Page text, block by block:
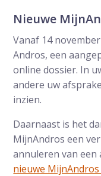
Nieuwe
Vanaf 14
Andros, een
online dossier. In
andere uw
inzien.
Daarnaast is het
MijnAndros een
annuleren van een
nieuwe